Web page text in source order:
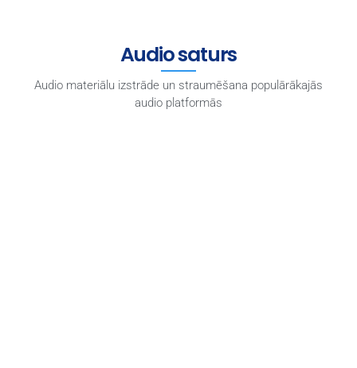
Audio saturs
Audio materiālu izstrāde un straumēšana populārākajās
audio platformās